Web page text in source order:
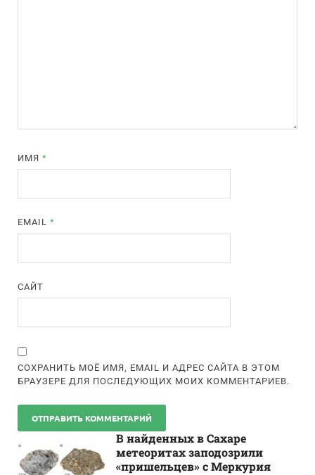
ИМЯ*
EMAIL*
САЙТ
СОХРАНИТЬ МОЁ ИМЯ, EMAIL И АДРЕС САЙТА В ЭТОМ
БРАУЗЕРЕ ДЛЯ ПОСЛЕДУЮЩИХ МОИХ КОММЕНТАРИЕВ.
В найденных в Сахаре
метеоритах заподозрили
«пришельцев» с Меркурия